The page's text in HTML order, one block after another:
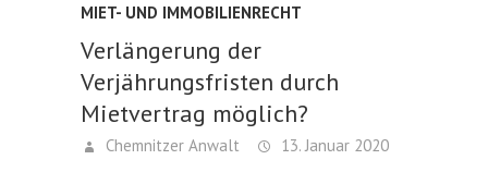
MIET- UND IMMOBILIENRECHT
Verlängerung der
Verjährungsfristen durch
Mietvertrag möglich?
Chemnitzer Anwalt
13. Januar 2020